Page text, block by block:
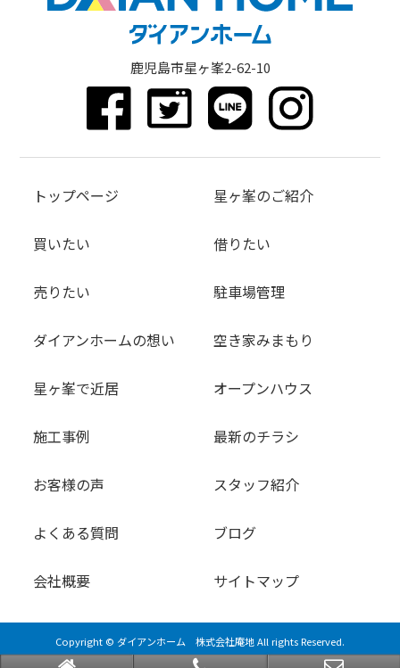
鹿児島市星ヶ峯2-62-10
トップページ 星ヶ峯のご紹介
買いたい 借りたい
売りたい 駐車場管理
ダイアンホームの想い 空き家みまもり
星ヶ峯で近居 オープンハウス
施工事例 最新のチラシ
お客様の声 スタッフ紹介
よくある質問 ブログ
会社概要 サイトマップ
Copyright © ダイアンホーム 株式会社庵地 All rights Reserved.
powered by 不動産クラウドオフィス